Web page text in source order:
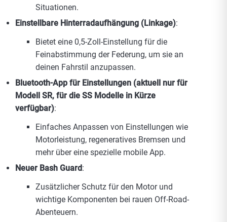
Situationen.
Einstellbare Hinterradaufhängung (Linkage):
Bietet eine 0,5-Zoll-Einstellung für die
Feinabstimmung der Federung, um sie an
deinen Fahrstil anzupassen.
Bluetooth-App für Einstellungen (aktuell nur für
Modell SR, für die SS Modelle in Kürze
verfügbar):
Einfaches Anpassen von Einstellungen wie
Motorleistung, regeneratives Bremsen und
mehr über eine spezielle mobile App.
Neuer Bash Guard:
Zusätzlicher Schutz für den Motor und
wichtige Komponenten bei rauen Off-Road-
Abenteuern.